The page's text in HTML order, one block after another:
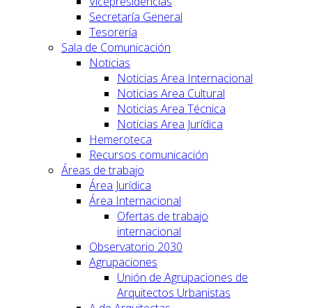
Secretaría General
Tesorería
Sala de Comunicación
Noticias
Noticias Area Internacional
Noticias Area Cultural
Noticias Area Técnica
Noticias Area Jurídica
Hemeroteca
Recursos comunicación
Áreas de trabajo
Área Jurídica
Área Internacional
Ofertas de trabajo
internacional
Observatorio 2030
Agrupaciones
Unión de Agrupaciones de
Arquitectos Urbanistas